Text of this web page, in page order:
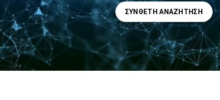
ΣΎΝΘΕΤΗ ΑΝΑΖΉΤΗΣΗ